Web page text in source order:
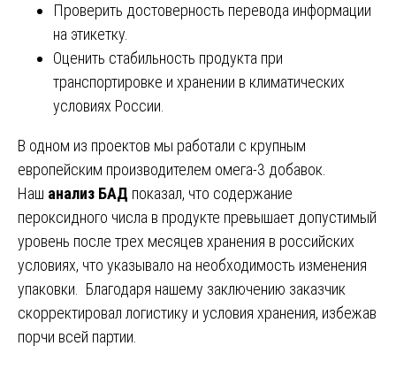
Проверить достоверность перевода информации
на этикетку.
Оценить стабильность продукта при
транспортировке и хранении в климатических
условиях России.
В одном из проектов мы работали с крупным
европейским производителем омега-3 добавок.
Наш анализ БАД показал, что содержание
пероксидного числа в продукте превышает допустимый
уровень после трех месяцев хранения в российских
условиях, что указывало на необходимость изменения
упаковки. Благодаря нашему заключению заказчик
скорректировал логистику и условия хранения, избежав
порчи всей партии.